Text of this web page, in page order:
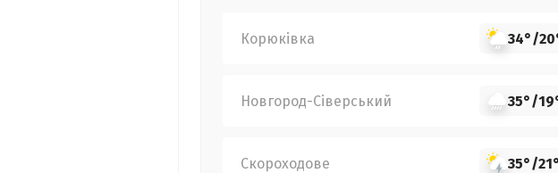
Корюківка 34°/
Новгород-Сіверський 35°/
Скороходове 35°/21°